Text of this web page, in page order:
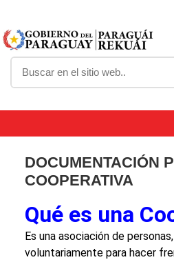
DOCUMENTACIÓN
COOPERATIVA
Qué es una
Es una asociación de
voluntariamente para hacer